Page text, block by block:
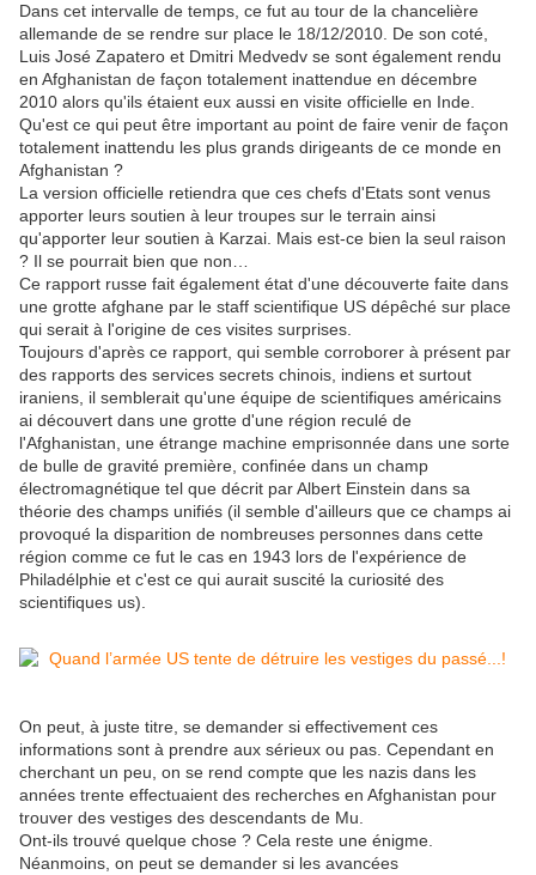
Dans cet intervalle de temps, ce fut au tour de la chancelière
allemande de se rendre sur place le 18/12/2010. De son coté,
Luis José Zapatero et Dmitri Medvedv se sont également rendu
en Afghanistan de façon totalement inattendue en décembre
2010 alors qu'ils étaient eux aussi en visite officielle en Inde.
Qu'est ce qui peut être important au point de faire venir de façon
totalement inattendu les plus grands dirigeants de ce monde en
Afghanistan ?
La version officielle retiendra que ces chefs d'Etats sont venus
apporter leurs soutien à leur troupes sur le terrain ainsi
qu'apporter leur soutien à Karzai. Mais est-ce bien la seul raison
? Il se pourrait bien que non…
Ce rapport russe fait également état d'une découverte faite dans
une grotte afghane par le staff scientifique US dépêché sur place
qui serait à l'origine de ces visites surprises.
Toujours d'après ce rapport, qui semble corroborer à présent par
des rapports des services secrets chinois, indiens et surtout
iraniens, il semblerait qu'une équipe de scientifiques américains
ai découvert dans une grotte d'une région reculé de
l'Afghanistan, une étrange machine emprisonnée dans une sorte
de bulle de gravité première, confinée dans un champ
électromagnétique tel que décrit par Albert Einstein dans sa
théorie des champs unifiés (il semble d'ailleurs que ce champs ai
provoqué la disparition de nombreuses personnes dans cette
région comme ce fut le cas en 1943 lors de l'expérience de
Philadélphie et c'est ce qui aurait suscité la curiosité des
scientifiques us).
On peut, à juste titre, se demander si effectivement ces
informations sont à prendre aux sérieux ou pas. Cependant en
cherchant un peu, on se rend compte que les nazis dans les
années trente effectuaient des recherches en Afghanistan pour
trouver des vestiges des descendants de Mu.
Ont-ils trouvé quelque chose ? Cela reste une énigme.
Néanmoins, on peut se demander si les avancées